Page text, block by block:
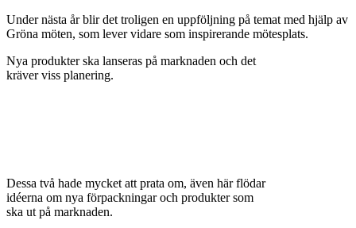
Under nästa år blir det troligen en uppföljning på temat med hjälp av
Gröna möten, som lever vidare som inspirerande mötesplats.
Nya produkter ska lanseras på marknaden och det
kräver viss planering.
Dessa två hade mycket att prata om, även här flödar
idéerna om nya förpackningar och produkter som
ska ut på marknaden.